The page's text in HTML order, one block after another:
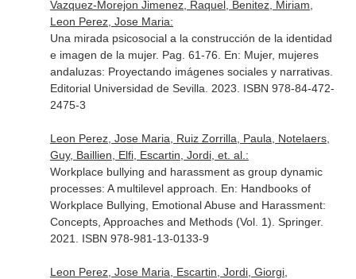
Vazquez-Morejon Jimenez, Raquel, Benitez, Miriam,
Leon Perez, Jose Maria:
Una mirada psicosocial a la construcción de la identidad
e imagen de la mujer. Pag. 61-76. En: Mujer, mujeres
andaluzas: Proyectando imágenes sociales y narrativas.
Editorial Universidad de Sevilla. 2023. ISBN 978-84-472-
2475-3
Leon Perez, Jose Maria, Ruiz Zorrilla, Paula, Notelaers,
Guy, Baillien, Elfi, Escartin, Jordi, et. al.:
Workplace bullying and harassment as group dynamic
processes: A multilevel approach. En: Handbooks of
Workplace Bullying, Emotional Abuse and Harassment:
Concepts, Approaches and Methods (Vol. 1) . Springer.
2021. ISBN 978-981-13-0133-9
Leon Perez, Jose Maria, Escartin, Jordi, Giorgi,